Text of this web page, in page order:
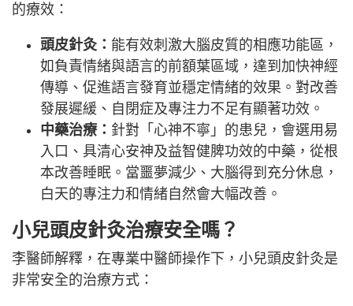
的療效：
頭皮針灸： 能有效刺激大腦皮質的相應功能區，
如負責情緒與語言的前額葉區域，達到加快神經
傳導、促進語言發育並穩定情緒的效果。對改善
發展遲緩、自閉症及專注力不足有顯著功效。
中藥治療： 針對「心神不寧」的患兒，會選用易
入口、具清心安神及益智健脾功效的中藥，從根
本改善睡眠。當噩夢減少、大腦得到充分休息，
白天的專注力和情緒自然會大幅改善。
小兒頭皮針灸治療安全嗎？
李醫師解釋，在專業中醫師操作下，小兒頭皮針灸是
非常安全的治療方式：